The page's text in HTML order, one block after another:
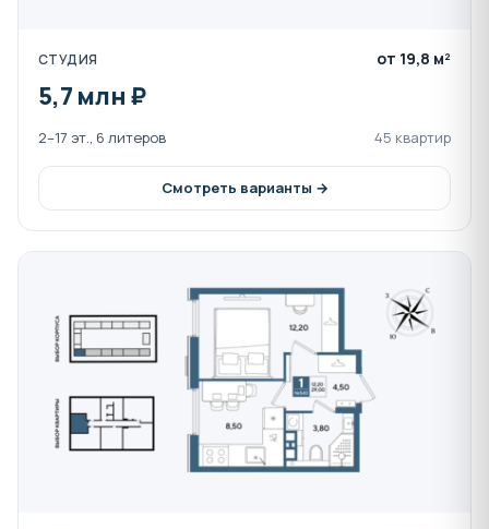
этажах; 2,7 метра на остальных этажах
Сквозные подъезды с удобным входом на
Современные лобби в морской тематике
Школа на 1100 учащихся
Детский сад на 260 воспитанников
Физкультурно-оздоровительный комплекс
площадью 3600 кв.м
Прогулочный бульвар с фонтаном и торговой
аллеей между жилыми литерами
Соседский центр DOGMA КЛУБ — пространство
СТУДИЯ от 19,8 м²
5,7 млн ₽
2–17 эт., 6 литеров 45 квартир
Смотреть варианты →